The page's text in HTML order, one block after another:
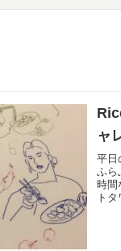
ャ
平日
ふら
時間
ト